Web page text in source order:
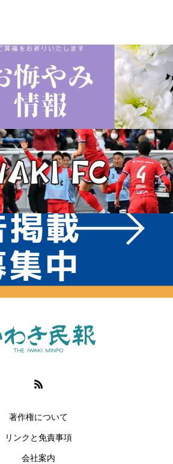
著作権について
リンクと免責事項
会社案内